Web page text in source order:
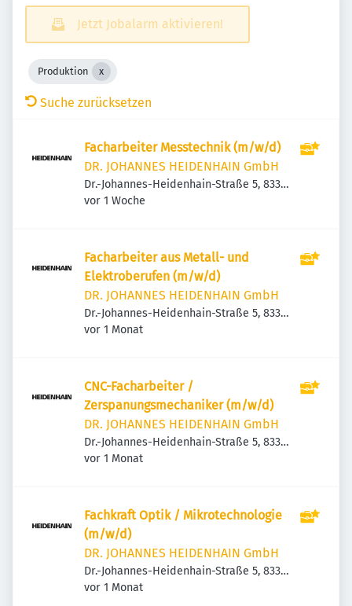
Jetzt Jobalarm aktivieren!
Produktion
Suche zurücksetzen
Facharbeiter Messtechnik (m/w/d)
DR. JOHANNES HEIDENHAIN GmbH
Dr.-Johannes-Heidenhain-Straße 5, 83301
Traunreut, Deutschland
Veröffentlicht
vor 1 Woche
Facharbeiter aus Metall- und
Elektroberufen (m/w/d)
DR. JOHANNES HEIDENHAIN GmbH
Dr.-Johannes-Heidenhain-Straße 5, 83301
Traunreut, Deutschland
Veröffentlicht
vor 1 Monat
CNC-Facharbeiter /
Zerspanungsmechaniker (m/w/d)
DR. JOHANNES HEIDENHAIN GmbH
Dr.-Johannes-Heidenhain-Straße 5, 83301
Traunreut, Deutschland
Veröffentlicht
vor 1 Monat
Fachkraft Optik / Mikrotechnologie
(m/w/d)
DR. JOHANNES HEIDENHAIN GmbH
Dr.-Johannes-Heidenhain-Straße 5, 83301
Traunreut, Deutschland
Veröffentlicht
vor 1 Monat